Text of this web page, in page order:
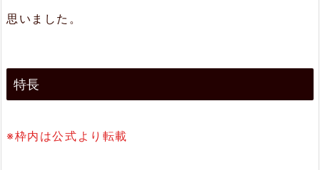
大
思いました。
特長
※枠内は公式より転載